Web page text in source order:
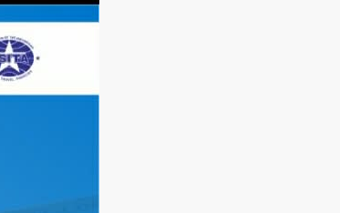
Langsung
ke